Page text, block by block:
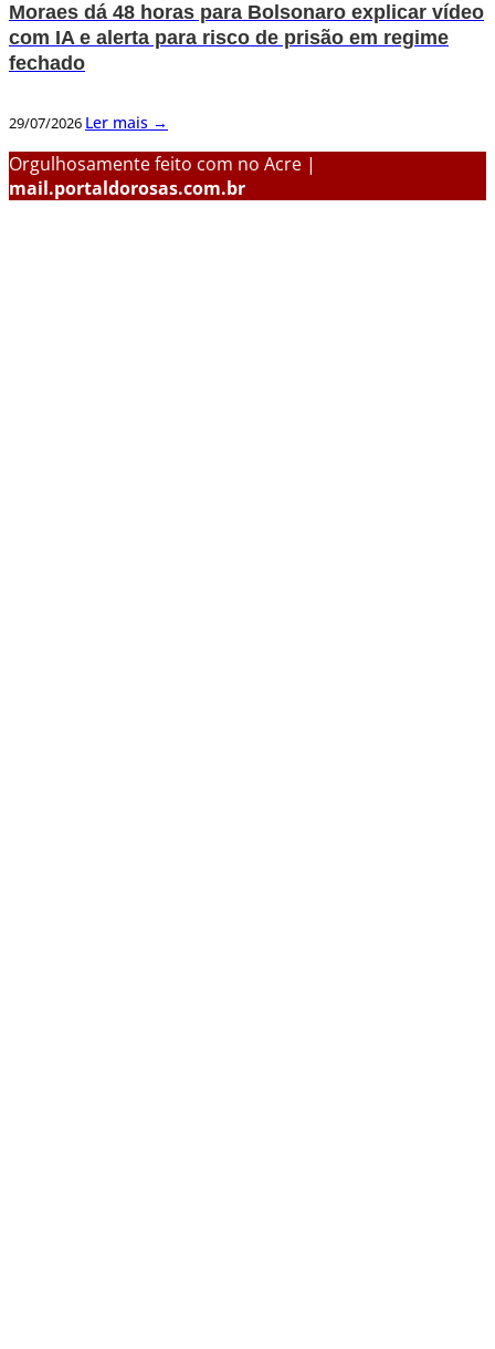
Moraes dá 48 horas para Bolsonaro explicar vídeo
com IA e alerta para risco de prisão em regime
fechado
29/07/2026 Ler mais →
Orgulhosamente feito com no Acre |
mail.portaldorosas.com.br